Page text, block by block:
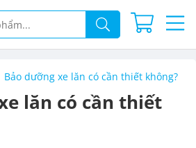
Bảo dưỡng xe lăn có cần thiết không?
lăn có cần thiết